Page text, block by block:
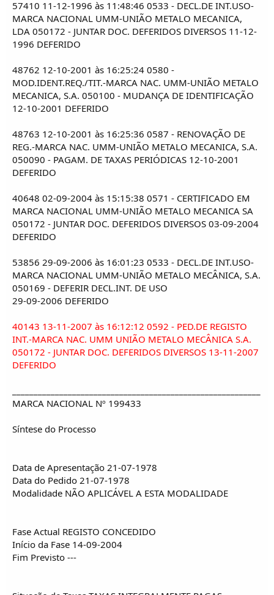
57410 11-12-1996 às 11:48:46 0533 - DECL.DE INT.USO-
MARCA NACIONAL UMM-UNIÃO METALO MECANICA,
LDA 050172 - JUNTAR DOC. DEFERIDOS DIVERSOS 11-12-
1996 DEFERIDO
48762 12-10-2001 às 16:25:24 0580 -
MOD.IDENT.REQ./TIT.-MARCA NAC. UMM-UNIÃO METALO
MECANICA, S.A. 050100 - MUDANÇA DE IDENTIFICAÇÃO
12-10-2001 DEFERIDO
48763 12-10-2001 às 16:25:36 0587 - RENOVAÇÃO DE
REG.-MARCA NAC. UMM-UNIÃO METALO MECANICA, S.A.
050090 - PAGAM. DE TAXAS PERIÓDICAS 12-10-2001
DEFERIDO
40648 02-09-2004 às 15:15:38 0571 - CERTIFICADO EM
MARCA NACIONAL UMM-UNIÃO METALO MECANICA SA
050172 - JUNTAR DOC. DEFERIDOS DIVERSOS 03-09-2004
DEFERIDO
53856 29-09-2006 às 16:01:23 0533 - DECL.DE INT.USO-
MARCA NACIONAL UMM-UNIÃO METALO MECÂNICA, S.A.
050169 - DEFERIR DECL.INT. DE USO
29-09-2006 DEFERIDO
40143 13-11-2007 às 16:12:12 0592 - PED.DE REGISTO
INT.-MARCA NAC. UMM UNIÃO METALO MECÂNICA S.A.
050172 - JUNTAR DOC. DEFERIDOS DIVERSOS 13-11-2007
DEFERIDO
MARCA NACIONAL Nº 199433
Síntese do Processo
Data de Apresentação 21-07-1978
Data do Pedido 21-07-1978
Modalidade NÃO APLICÁVEL A ESTA MODALIDADE
Fase Actual REGISTO CONCEDIDO
Início da Fase 14-09-2004
Fim Previsto ---